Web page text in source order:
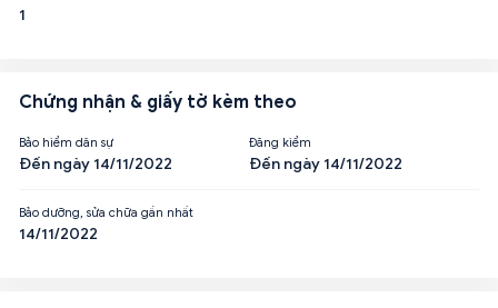
1
Chứng nhận & giấy tờ kèm theo
Bảo hiểm dân sự
Đến ngày 14/11/2022
Đăng kiểm
Đến ngày 14/11/2022
Bảo dưỡng, sửa chữa gần nhất
14/11/2022